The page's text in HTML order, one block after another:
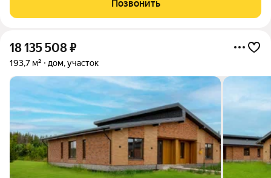
Позвонить
18 135 508₽
193,7 м² дом, участок